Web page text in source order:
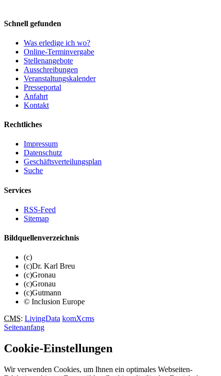
Schnell gefunden
Was erledige ich wo?
Online-Terminvergabe
Stellenangebote
Ausschreibungen
Veranstaltungskalender
Presseportal
Anfahrt
Kontakt
Rechtliches
Impressum
Datenschutz
Geschäftsverteilungsplan
Suche
Services
RSS-Feed
Sitemap
Bildquellenverzeichnis
(c)
(c)Dr. Karl Breu
(c)Gronau
(c)Gronau
(c)Gutmann
© Inclusion Europe
CMS: LivingData komXcms
Seitenanfang
Cookie-Einstellungen
Wir verwenden Cookies, um Ihnen ein optimales Webseiten-